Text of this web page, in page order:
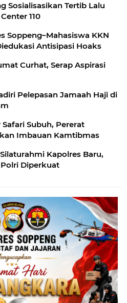
Sosialisasikan Tertib Lalu
110
Soppeng–Mahasiswa KKN
Antisipasi Hoaks
Curhat, Serap Aspirasi
Pelepasan Jamaah Haji di
Subuh, Pererat
Imbauan Kamtibmas
Kapolres Baru,
Diperkuat